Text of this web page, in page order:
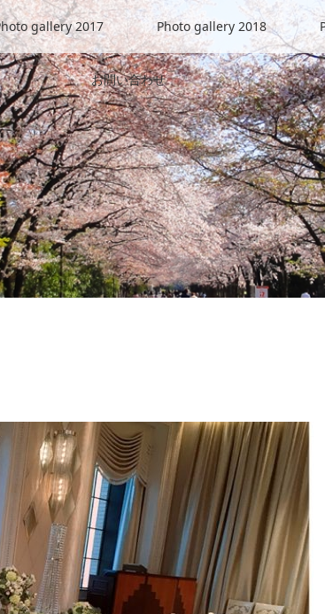
gallery 2017 Photo gallery 2018
お問い合わせ